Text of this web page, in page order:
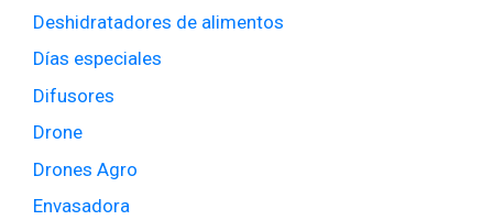
Deshidratadores de alimentos
Días especiales
Difusores
Drone
Drones Agro
Envasadora